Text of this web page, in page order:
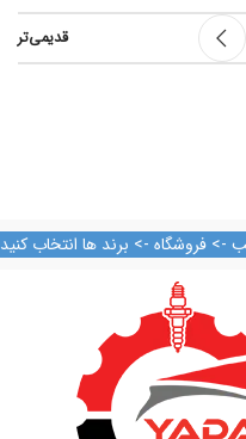
قدیمی‌تر
-> فروشگاه -> برند ها انتخاب کنید